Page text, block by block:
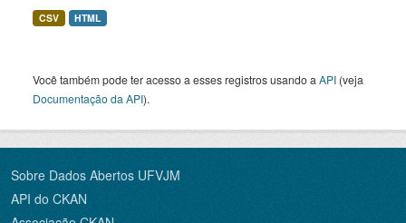
CSV HTML
Você também pode ter acesso a esses registros usando a API (veja
Documentação da API).
Sobre Dados Abertos UFVJM
API do CKAN